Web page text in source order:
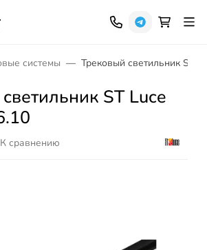
системы Трековый светильник ST
ST Luce
К сравнению